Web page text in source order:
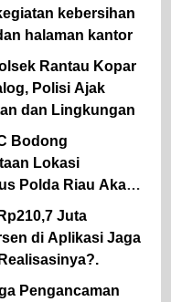
kebersihan
halaman kantor
Rantau Kopar
Polisi Ajak
dan Lingkungan
Bodong
Lokasi
Polda Riau Akan
Juta
di Aplikasi Jaga
Pengancaman